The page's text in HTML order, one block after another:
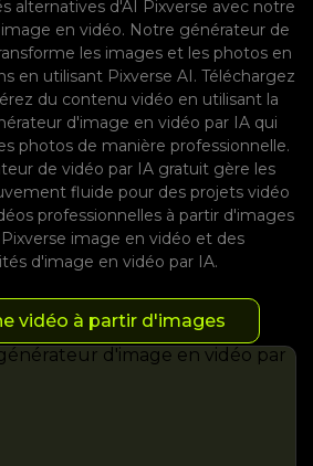
alternatives d'AI Pixverse avec notre
en vidéo. Notre générateur de
les images et les photos en
en utilisant Pixverse AI. Téléchargez
du contenu vidéo en utilisant la
d'image en vidéo par IA qui
photos de manière professionnelle.
de vidéo par IA gratuit gère les
fluide pour des projets vidéo
professionnelles à partir d'images
image en vidéo et des
d'image en vidéo par IA.
vidéo à partir d'images